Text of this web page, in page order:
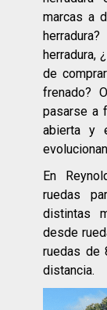
marcas a
herradura,
de
frenado?
pasarse a
abierta y
En
ruedas
distintas
desde
ruedas de
distancia.